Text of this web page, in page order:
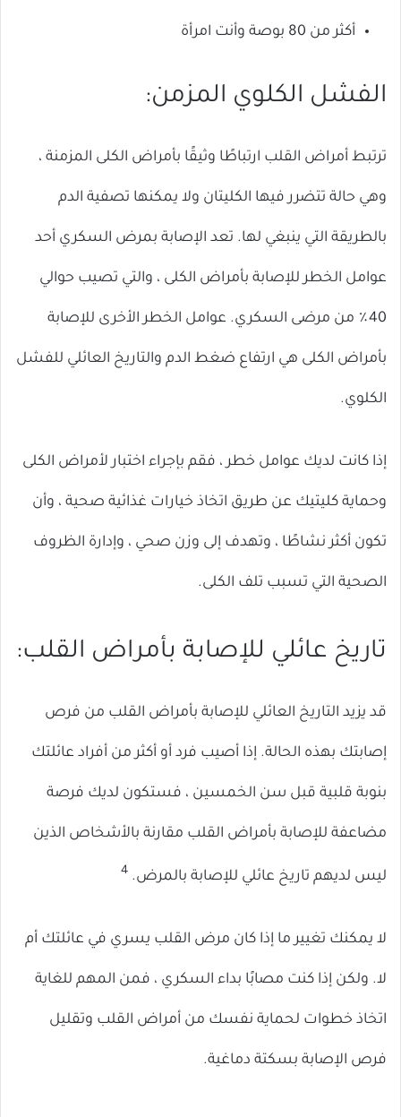
أكثر من 80 بوصة وأنت امرأة
الفشل الكلوي المزمن:
ترتبط أمراض القلب ارتباطًا وثيقًا بأمراض الكلى المزمنة ،
وهي حالة تتضرر فيها الكليتان ولا يمكنها تصفية الدم
بالطريقة التي ينبغي لها. تعد الإصابة بمرض السكري أحد
عوامل الخطر للإصابة بأمراض الكلى ، والتي تصيب حوالي
40٪ من مرضى السكري. عوامل الخطر الأخرى للإصابة
بأمراض الكلى هي ارتفاع ضغط الدم والتاريخ العائلي للفشل
الكلوي.
إذا كانت لديك عوامل خطر ، فقم بإجراء اختبار لأمراض الكلى
وحماية كليتيك عن طريق اتخاذ خيارات غذائية صحية ، وأن
تكون أكثر نشاطًا ، وتهدف إلى وزن صحي ، وإدارة الظروف
الصحية التي تسبب تلف الكلى.
تاريخ عائلي للإصابة بأمراض القلب:
قد يزيد التاريخ العائلي للإصابة بأمراض القلب من فرص
إصابتك بهذه الحالة. إذا أصيب فرد أو أكثر من أفراد عائلتك
بنوبة قلبية قبل سن الخمسين ، فستكون لديك فرصة
مضاعفة للإصابة بأمراض القلب مقارنة بالأشخاص الذين
ليس لديهم تاريخ عائلي للإصابة بالمرض. 4
لا يمكنك تغيير ما إذا كان مرض القلب يسري في عائلتك أم
لا. ولكن إذا كنت مصابًا بداء السكري ، فمن المهم للغاية
اتخاذ خطوات لحماية نفسك من أمراض القلب وتقليل
فرص الإصابة بسكتة دماغية.